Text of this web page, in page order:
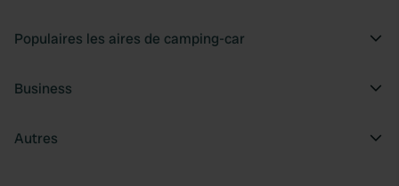
Populaires les aires de camping-car
Business
Autres